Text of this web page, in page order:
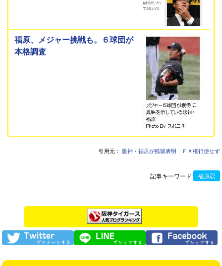
福原、メジャー挑戦も。６球団が
本格調査
引用元： 阪神・福原が残留表明 ＦＡ権行使せず
記事キーワード 福原忍